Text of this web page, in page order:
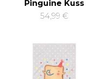
Pinguine Kuss
54,99 €